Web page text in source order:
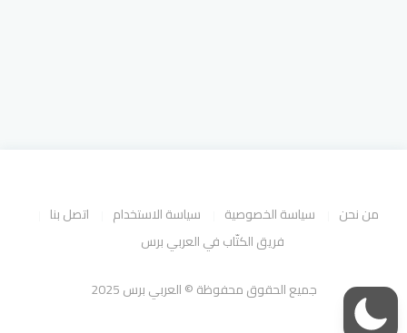
من نحن سياسة الخصوصية سياسة الاستخدام
اتصل بنا
فريق الكتّاب في العربي برس
جميع الحقوق محفوظة © العربي برس 2025